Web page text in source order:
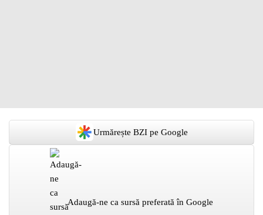
Urmărește BZI pe Google
Adaugă-ne ca sursă preferată în Google